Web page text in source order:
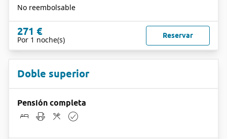
No reembolsable
271 €
Por 1 noche(s) Reservar
Doble superior
Pensión completa